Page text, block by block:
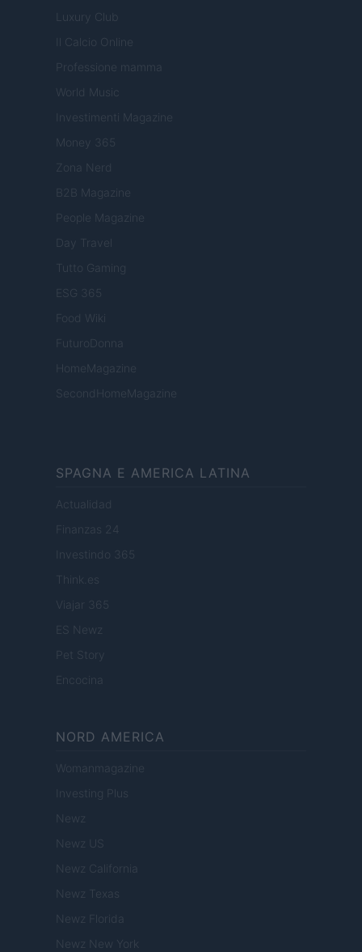
Luxury Club
Il Calcio Online
Professione mamma
World Music
Investimenti Magazine
Money 365
Zona Nerd
B2B Magazine
People Magazine
Day Travel
Tutto Gaming
ESG 365
Food Wiki
FuturoDonna
HomeMagazine
SecondHomeMagazine
SPAGNA E AMERICA LATINA
Actualidad
Finanzas 24
Investindo 365
Think.es
Viajar 365
ES Newz
Pet Story
Encocina
NORD AMERICA
Womanmagazine
Investing Plus
Newz
Newz US
Newz California
Newz Texas
Newz Florida
Newz New York